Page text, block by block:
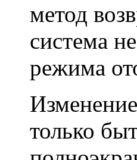
метод
система
режима
только